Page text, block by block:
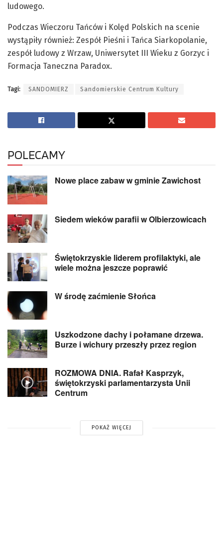
ludowego.
Podczas Wieczoru Tańców i Kolęd Polskich na scenie
wystąpiły również: Zespół Pieśni i Tańca Siarkopolanie,
zespół ludowy z Wrzaw, Uniwersytet III Wieku z Gorzyc i
Formacja Taneczna Paradox.
Tagi: SANDOMIERZ Sandomierskie Centrum Kultury
POLECAMY
Nowe place zabaw w gminie Zawichost
Siedem wieków parafii w Olbierzowicach
Świętokrzyskie liderem profilaktyki, ale
wiele można jeszcze poprawić
W środę zaćmienie Słońca
Uszkodzone dachy i połamane drzewa.
Burze i wichury przeszły przez region
ROZMOWA DNIA. Rafał Kasprzyk,
świętokrzyski parlamentarzysta Unii
Centrum
POKAŻ WIĘCEJ